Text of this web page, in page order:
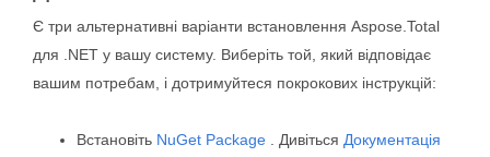
Є три альтернативні варіанти встановлення Aspose.Total
для .NET у вашу систему. Виберіть той, який відповідає
вашим потребам, і дотримуйтеся покрокових інструкцій:
Встановіть NuGet Package . Дивіться Документація